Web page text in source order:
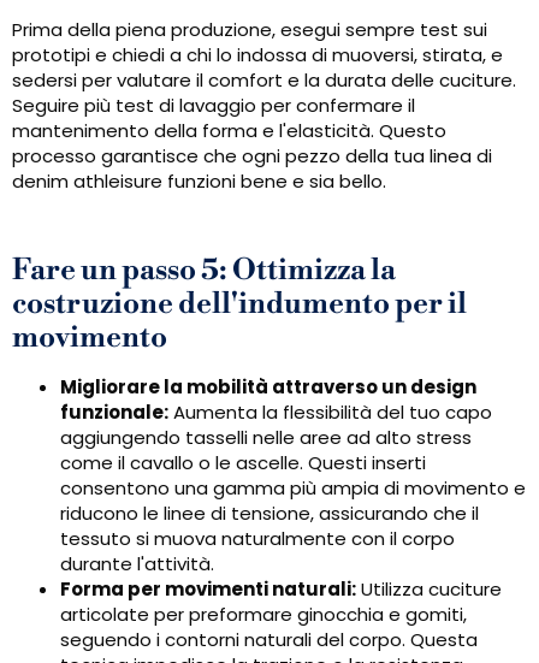
Prima della piena produzione, esegui sempre test sui
prototipi e chiedi a chi lo indossa di muoversi, stirata, e
sedersi per valutare il comfort e la durata delle cuciture.
Seguire più test di lavaggio per confermare il
mantenimento della forma e l'elasticità. Questo
processo garantisce che ogni pezzo della tua linea di
denim athleisure funzioni bene e sia bello.
Fare un passo 5: Ottimizza la
costruzione dell'indumento per il
movimento
Migliorare la mobilità attraverso un design
funzionale:Aumenta la flessibilità del tuo capo
aggiungendo tasselli nelle aree ad alto stress
come il cavallo o le ascelle. Questi inserti
consentono una gamma più ampia di movimento e
riducono le linee di tensione, assicurando che il
tessuto si muova naturalmente con il corpo
durante l'attività.
Forma per movimenti naturali:Utilizza cuciture
articolate per preformare ginocchia e gomiti,
seguendo i contorni naturali del corpo. Questa